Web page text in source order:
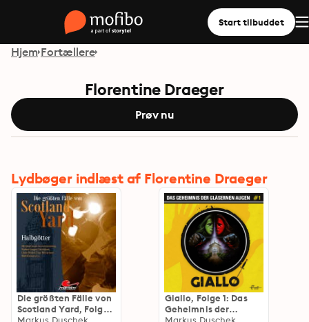
Start tilbuddet
Hjem Fortællere
Florentine Draeger
Prøv nu
Lydbøger indlæst af Florentine Draeger
Die größten Fälle von
Scotland Yard, Folge
Giallo, Folge 1: Das
Geheimnis der